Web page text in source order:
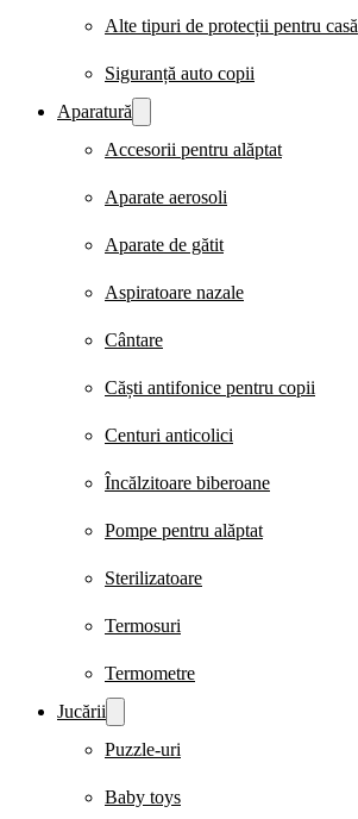
Alte tipuri de protecții pentru casă
Siguranță auto copii
Aparatură
Accesorii pentru alăptat
Aparate aerosoli
Aparate de gătit
Aspiratoare nazale
Cântare
Căști antifonice pentru copii
Centuri anticolici
Încălzitoare biberoane
Pompe pentru alăptat
Sterilizatoare
Termosuri
Termometre
Jucării
Puzzle-uri
Baby toys